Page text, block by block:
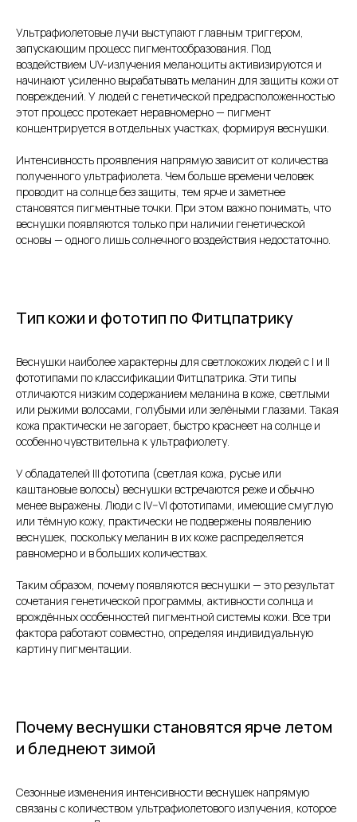
Ультрафиолетовые лучи выступают главным триггером,
запускающим процесс пигментообразования. Под
воздействием UV-излучения меланоциты активизируются и
начинают усиленно вырабатывать меланин для защиты кожи от
повреждений. У людей с генетической предрасположенностью
этот процесс протекает неравномерно — пигмент
концентрируется в отдельных участках, формируя веснушки.
Интенсивность проявления напрямую зависит от количества
полученного ультрафиолета. Чем больше времени человек
проводит на солнце без защиты, тем ярче и заметнее
становятся пигментные точки. При этом важно понимать, что
веснушки появляются только при наличии генетической
основы — одного лишь солнечного воздействия недостаточно.
Тип кожи и фототип по Фитцпатрику
Веснушки наиболее характерны для светлокожих людей с I и II
фототипами по классификации Фитцпатрика. Эти типы
отличаются низким содержанием меланина в коже, светлыми
или рыжими волосами, голубыми или зелёными глазами. Такая
кожа практически не загорает, быстро краснеет на солнце и
особенно чувствительна к ультрафиолету.
У обладателей III фототипа (светлая кожа, русые или
каштановые волосы) веснушки встречаются реже и обычно
менее выражены. Люди с IV–VI фототипами, имеющие смуглую
или тёмную кожу, практически не подвержены появлению
веснушек, поскольку меланин в их коже распределяется
равномерно и в больших количествах.
Таким образом, почему появляются веснушки — это результат
сочетания генетической программы, активности солнца и
врождённых особенностей пигментной системы кожи. Все три
фактора работают совместно, определяя индивидуальную
картину пигментации.
Почему веснушки становятся ярче летом
и бледнеют зимой
Сезонные изменения интенсивности веснушек напрямую
связаны с количеством ультрафиолетового излучения, которое